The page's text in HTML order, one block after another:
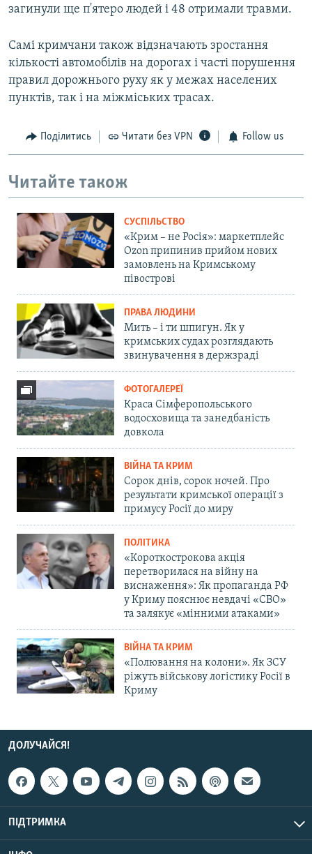
загинули ще п'ятеро людей і 48 отримали травми.
Самі кримчани також відзначають зростання
кількості автомобілів на дорогах і часті порушення
правил дорожнього руху як у межах населених
пунктів, так і на міжміських трасах.
Поділитись Читати без VPN Follow us
Читайте також
СУСПІЛЬСТВО
«Крим – не Росія»: маркетплейс
Ozon припинив прийом нових
замовлень на Кримському
півострові
ПРАВА ЛЮДИНИ
Мить – і ти шпигун. Як у
кримських судах розглядають
звинувачення в держзраді
ФОТОГАЛЕРЕЇ
Краса Сімферопольського
водосховища та занедбаність
довкола
ВІЙНА ТА КРИМ
Сорок днів, сорок ночей. Про
результати кримської операції з
примусу Росії до миру
ПОЛІТИКА
«Короткострокова акція
перетворилася на війну на
виснаження»: Як пропаганда РФ
у Криму пояснює невдачі «СВО»
та залякує «мінними атаками»
ВІЙНА ТА КРИМ
«Полювання на колони». Як ЗСУ
ріжуть військову логістику Росії в
Криму
ДОЛУЧАЙСЯ!
ПІДТРИМКА